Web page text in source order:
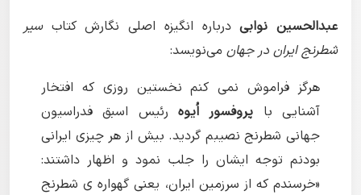
عبدالحسین نوابیدرباره انگیزه اصلی نگارش کتابسیر
شطرنج ایران در جهان می‌نویسد:
هرگز فراموش نمی کنم نخستین روزی که افتخار
آشنایی با پروفسور اُیوه رئیس اسبق فدراسیون
جهانی شطرنج نصیبم گردید. بیش از هر چیزی ایرانی
بودنم توجه ایشان را جلب نمود و اظهار داشتند:
«خرسندم که از سرزمین ایران، یعنی گهواره ی شطرنج